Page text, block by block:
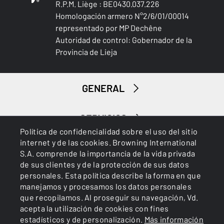
Política de confidencialidad sobre el uso del sitio
internet y de las cookies. Browning International
S.A. comprende la importancia de la vida privada
de sus clientes y de la protección de sus datos
personales. Esta política describe la forma en que
manejamos y procesamos los datos personales
que recopilamos. Al proseguir su navegación, Vd.
acepta la utilización de cookies con fines
estadísticos y de personalización. Más información
RESISTENTE AL AGUA
RESISTENTE A LA PERFORACIÓN
SECADO RÁPIDO
SILENCIOSO
Caza menor
R.P.M. Liège : BE0430.037.226
Homologación armero N°2/6/01/00014
representado por MP Dechêne
Autoridad de control: Gobernador de la
Provincia de Lieja
GENERAL
SERVICIOS
Cookies Política de privacidad